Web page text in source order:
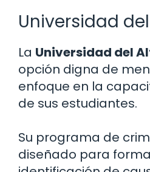
Universidad
La Universidad del
opción digna de
enfoque en la
de sus estudiantes.
Su programa de
diseñado para